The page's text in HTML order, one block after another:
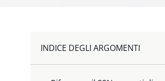
INDICE DEGLI ARGOMENTI